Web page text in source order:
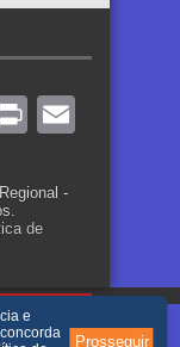
Print
-
de
e
Prosseguir